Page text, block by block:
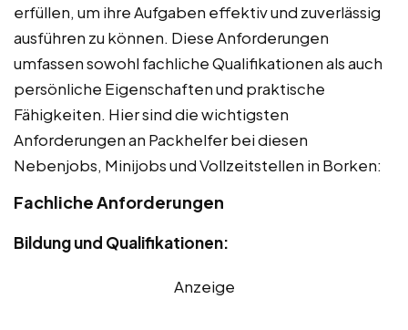
erfüllen, um ihre Aufgaben effektiv und zuverlässig
ausführen zu können. Diese Anforderungen
umfassen sowohl fachliche Qualifikationen als auch
persönliche Eigenschaften und praktische
Fähigkeiten. Hier sind die wichtigsten
Anforderungen an Packhelfer bei diesen
Nebenjobs, Minijobs und Vollzeitstellen in Borken:
Fachliche Anforderungen
Bildung und Qualifikationen:
Anzeige